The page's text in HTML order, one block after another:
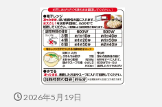
2026年5月19日